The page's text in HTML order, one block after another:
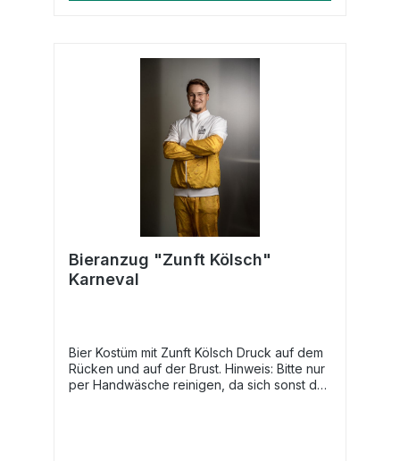
Bieranzug "Zunft Kölsch"
Karneval
Bier Kostüm mit Zunft Kölsch Druck auf dem
Rücken und auf der Brust. Hinweis: Bitte nur
per Handwäsche reinigen, da sich sonst der